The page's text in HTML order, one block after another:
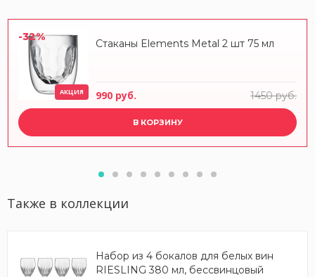
-32%
АКЦИЯ
Стаканы Elements Metal 2 шт 75 мл
990 руб. 1450 руб.
В КОРЗИНУ
Также в коллекции
Набор из 4 бокалов для белых вин
RIESLING 380 мл, бессвинцовый